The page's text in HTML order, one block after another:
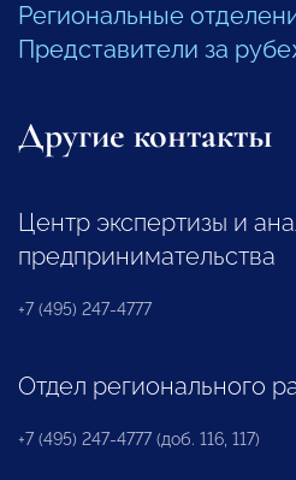
Региональные
Представители за
Другие контакты
Центр экспертизы и
предпринимательства
+7 (495) 247-4777
Отдел регионального
+7 (495) 247-4777 (доб. 116, 117)